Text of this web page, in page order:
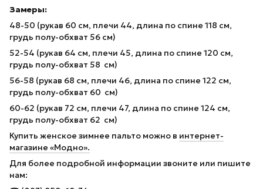
Замеры:
48-50 (рукав 60 см, плечи 44, длина по спине 118 см,
грудь полу-обхват 56 см)
52-54 (рукав 64 см, плечи 45, длина по спине 120 см,
грудь полу-обхват 58 см)
56-58 (рукав 68 см, плечи 46, длина по спине 122 см,
грудь полу-обхват 60 см)
60-62 (рукав 72 см, плечи 47, длина по спине 124 см,
грудь полу-обхват 62 см)
Купить женское зимнее пальто можно в интернет-
магазине «Модно».
Для более подробной информации звоните или пишите
нам: